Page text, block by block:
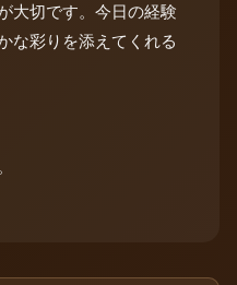
大切です。今日の経験
な彩りを添えてくれる